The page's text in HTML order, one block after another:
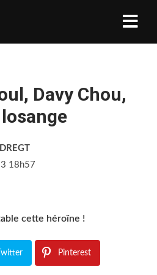
Davy Chou,
18h57
cette héroïne !
Twitter Pinterest